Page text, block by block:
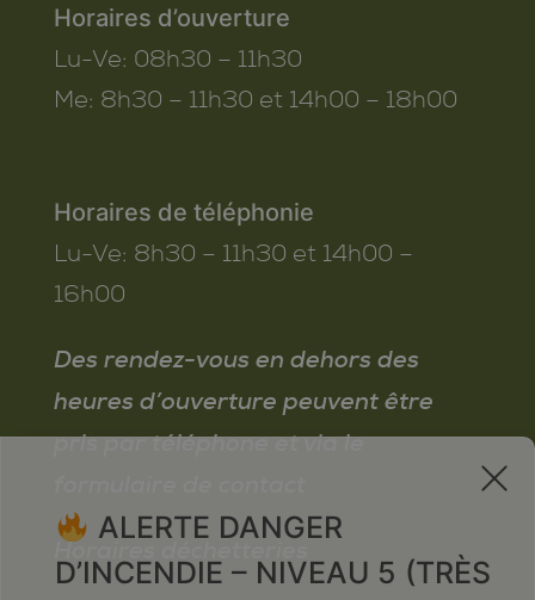
Horaires d’ouverture
Lu-Ve: 08h30 – 11h30
Me: 8h30 – 11h30 et 14h00 – 18h00
Horaires de téléphonie
Lu-Ve: 8h30 – 11h30 et 14h00 –
16h00
Des rendez-vous en dehors des
heures d’ouverture peuvent être
pris par téléphone et via le
Horaires déchetteries
x
ALERTE DANGER
D’INCENDIE – NIVEAU 5 (TRÈS